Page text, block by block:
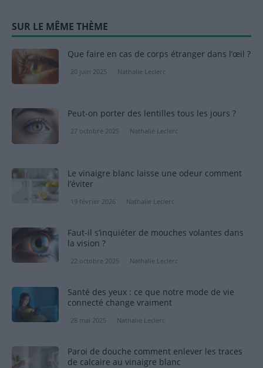
SUR LE MÊME THÈME
Que faire en cas de corps étranger dans l’œil ?
20 juin 2025 Nathalie Leclerc
Peut-on porter des lentilles tous les jours ?
27 octobre 2025 Nathalie Leclerc
Le vinaigre blanc laisse une odeur comment
l’éviter
19 février 2026 Nathalie Leclerc
Faut-il s’inquiéter de mouches volantes dans
la vision ?
22 octobre 2025 Nathalie Leclerc
Santé des yeux : ce que notre mode de vie
connecté change vraiment
28 mai 2025 Nathalie Leclerc
Paroi de douche comment enlever les traces
de calcaire au vinaigre blanc